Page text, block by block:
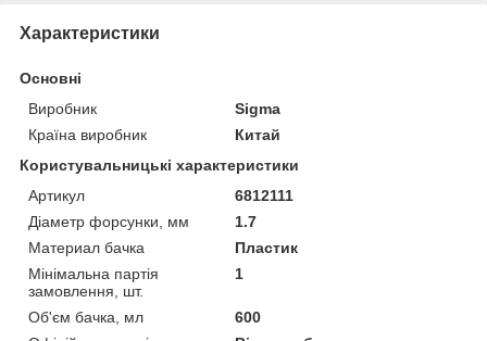
Характеристики
Основні
Виробник
Sigma
Країна виробник
Китай
Користувальницькі характеристики
Артикул
6812111
Діаметр форсунки, мм
1.7
Материал бачка
Пластик
Мінімальна партія
замовлення, шт.
1
Об'єм бачка, мл
600